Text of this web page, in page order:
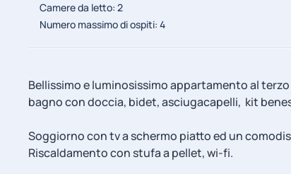
Camere da letto: 2
Numero massimo di ospiti: 4
Bellissimo e luminosissimo appartamento al
bagno con doccia, bidet, asciugacapelli, kit
Soggiorno con tv a schermo piatto ed un
Riscaldamento con stufa a pellet, wi-fi.